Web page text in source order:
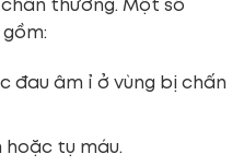
thương. Một số
đau âm ỉ ở vùng bị chấn
tụ máu.